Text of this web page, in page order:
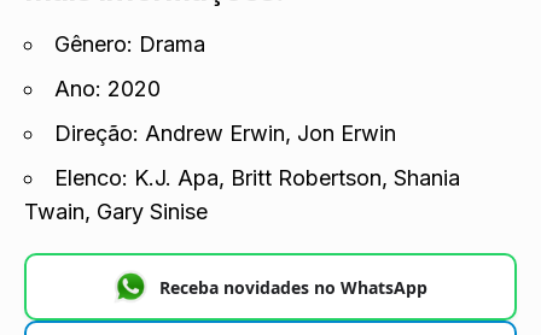
Gênero: Drama
Ano: 2020
Direção: Andrew Erwin, Jon Erwin
Elenco: K.J. Apa, Britt Robertson, Shania
Twain, Gary Sinise
Receba novidades no WhatsApp